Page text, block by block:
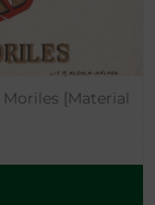
[Material